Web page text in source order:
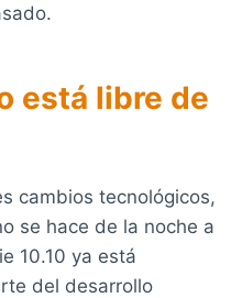
está libre de
cambios tecnológicos,
se hace de la noche a
10.10 ya está
del desarrollo